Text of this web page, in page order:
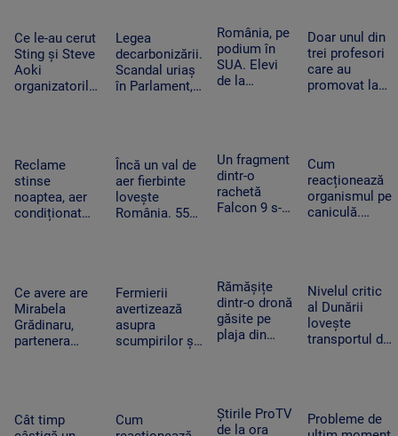
România
postările
care pot
mișca
piețele
Cum schimbă
acest lucru
războiul
Ce le-au cerut
Sting și Steve
Aoki
organizatorilor
Legea
decarbonizării.
Scandal uriaș
în Parlament,
cărbune
România, pe
podium în
SUA. Elevi
de la
de medalii la
Olimpiada
NEO
Science
Doar unul din
trei profesori
care au
promovat la
Reclame
stinse
noaptea, aer
condiționat
ore de vârf.
Cum
economisesc
magazinele
Încă un val de
aer fierbinte
lovește
România. 55
„Aerul devine
irespirabil”
Un fragment
dintr-o
rachetă
Falcon 9 s-a
știință după
impact
Cum
reacționează
organismul pe
caniculă.
Cum ne
protejăm
Ce avere are
Mirabela
Grădinaru,
partenera
Fermierii
avertizează
asupra
scumpirilor și
achitat facturi
Rămășițe
dintr-o dronă
găsite pe
plaja din
văzut-o să
sune la 112
Nivelul critic
al Dunării
lovește
transportul de
fluvial pentru
Cât timp
Cum
Știrile ProTV
de la ora
Probleme de